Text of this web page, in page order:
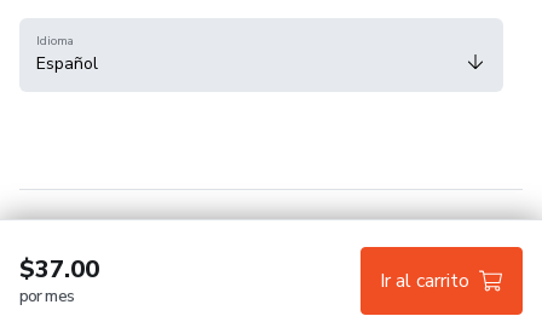
$37.00
por mes
Ir al carrito
Idioma
Español